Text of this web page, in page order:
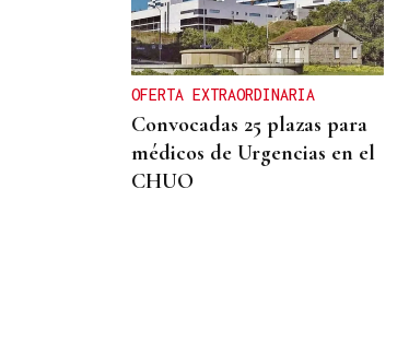
Emergencia en Huelva ante
un incendio en Niebla que
obliga al alejamiento de dos
aldeas
OFERTA EXTRAORDINARIA
Convocadas 25 plazas para
médicos de Urgencias en el
CHUO